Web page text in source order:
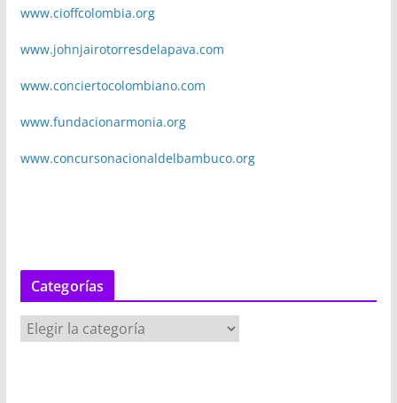
www.cioffcolombia.org
www.johnjairotorresdelapava.com
www.conciertocolombiano.com
www.fundacionarmonia.org
www.concursonacionaldelbambuco.org
Categorías